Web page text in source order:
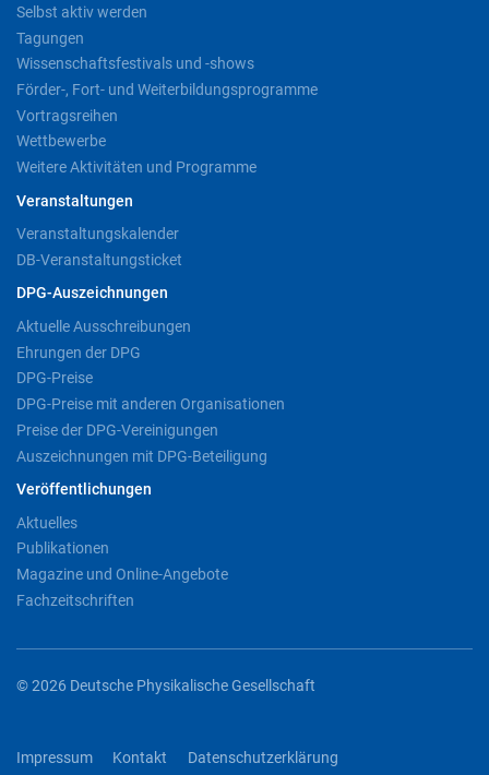
Selbst aktiv werden
Tagungen
Wissenschaftsfestivals und -shows
Förder-, Fort- und Weiterbildungsprogramme
Vortragsreihen
Wettbewerbe
Weitere Aktivitäten und Programme
Veranstaltungen
Veranstaltungskalender
DB-Veranstaltungsticket
DPG-Auszeichnungen
Aktuelle Ausschreibungen
Ehrungen der DPG
DPG-Preise
DPG-Preise mit anderen Organisationen
Preise der DPG-Vereinigungen
Auszeichnungen mit DPG-Beteiligung
Veröffentlichungen
Aktuelles
Publikationen
Magazine und Online-Angebote
Fachzeitschriften
© 2026 Deutsche Physikalische Gesellschaft
Impressum Kontakt Datenschutzerklärung